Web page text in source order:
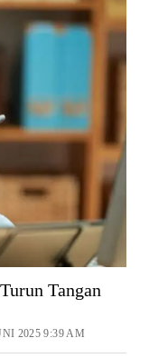
Tangan
2025 9:39 AM